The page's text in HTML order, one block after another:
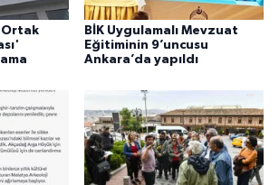
Ortak
BİK Uygulamalı Mevzuat
Eğitiminin 9’uncusu
Ankara’da yapıldı